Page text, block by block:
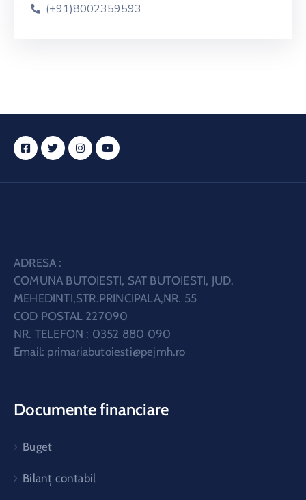
(+91)8002359593
ADRESA :
COMUNA BUTOIESTI, SAT BUTOIESTI, JUD.
MEHEDINTI,STR.PRINCIPALA,NR. 55
COD POSTAL 227090
NR. TELEFON : 0352 880 090
Email: primariabutoiesti@pejmh.ro
Documente financiare
Buget
Bilanț contabil